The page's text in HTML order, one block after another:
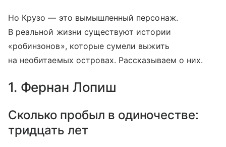
Но Крузо — это вымышленный персонаж.
В реальной жизни существуют истории
«робинзонов», которые сумели выжить
на необитаемых островах. Рассказываем о них.
1. Фернан Лопиш
Сколько пробыл в одиночестве:
тридцать лет